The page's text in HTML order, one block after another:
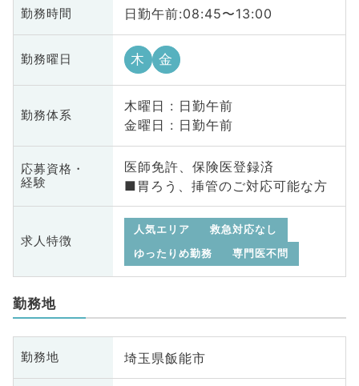
勤務時間 日勤午前:08:45〜13:00
勤務曜日 木 金
勤務体系
木曜日 : 日勤午前
金曜日 : 日勤午前
応募資格・
経験
医師免許、保険医登録済
■胃ろう、挿管のご対応可能な方
求人特徴
人気エリア
救急対応なし
ゆったりめ勤務
専門医不問
勤務地
勤務地 埼玉県飯能市